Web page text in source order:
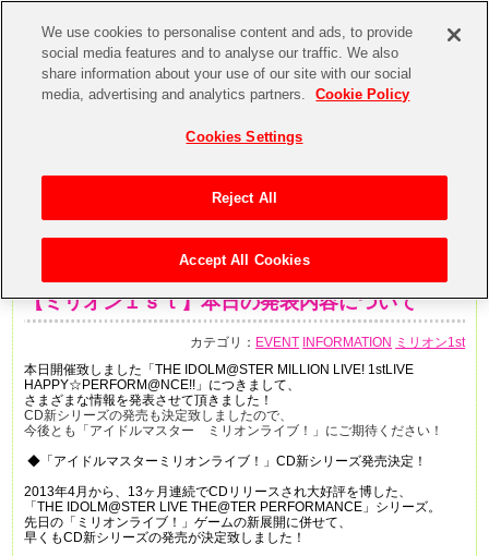
【ミリオン１ｓｔ】本日の発表内容について
カテゴリ： EVENT INFORMATION ミリオン1st
本日開催致しました「THE IDOLM@STER MILLION LIVE! 1stLIVE
HAPPY☆ PERFORM@NCE!!」につきまして、
さまざまな情報を発表させて頂きました！
CD新シリーズの発売も決定致しましたので、
今後とも「アイドルマスター ミリオンライブ！」にご期待ください！
◆「アイドルマスター ミリオンライブ！」 CD新シリーズ発売決定！
2013年4月から、 13ヶ月連続でCD リリースされ大好評を博した、
「 THE IDOLM@STER LIVE THE@TER PERFORMANCE」シリーズ。
先日の「ミリオンライブ！」ゲームの新展開に併せて、
早くもCD新シリーズの発売が決定致しました！
We use cookies to personalise content and ads, to provide
social media features and to analyse our traffic. We also
share information about your use of our site with our social
media, advertising and analytics partners.
Cookie Policy
Cookies Settings
Reject All
Accept All Cookies